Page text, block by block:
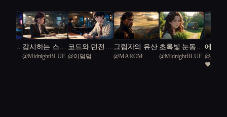
진다
감시하는 스파
이 지켜야 하
@MidnightBLUE
코드와 던전:
알고리즘의 영
@이덤덤
그림자의 유산
@MAROM
초록빛 눈동자
와 금단의 탑
@MidnightBLUE
에르
기
@gaon